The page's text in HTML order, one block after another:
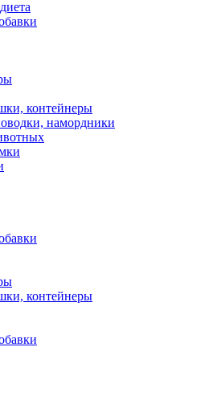
контейнеры
намордники
контейнеры